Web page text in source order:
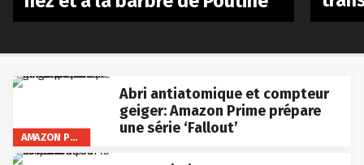
AMAZON PRIME VIDEO
Abri antiatomique et compteur
geiger: Amazon Prime prépare
une série ‘Fallout’